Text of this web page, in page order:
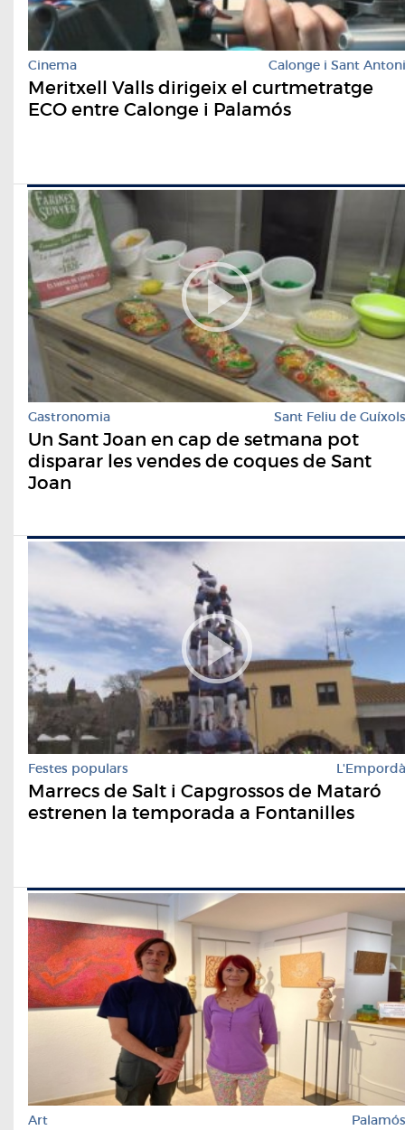
Cinema Calonge i Sant Antoni
Meritxell Valls dirigeix el curtmetratge
ECO entre Calonge i Palamós
Gastronomia Sant Feliu de Guíxols
Un Sant Joan en cap de setmana pot
disparar les vendes de coques de Sant
Joan
Festes populars L'Empordà
Marrecs de Salt i Capgrossos de Mataró
estrenen la temporada a Fontanilles
Art Palamós